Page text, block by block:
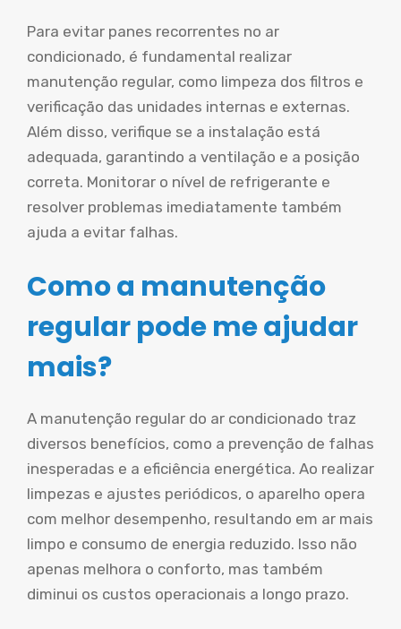
Para evitar panes recorrentes no ar
condicionado, é fundamental realizar
manutenção regular, como limpeza dos filtros e
verificação das unidades internas e externas.
Além disso, verifique se a instalação está
adequada, garantindo a ventilação e a posição
correta. Monitorar o nível de refrigerante e
resolver problemas imediatamente também
ajuda a evitar falhas.
Como a manutenção
regular pode me ajudar
mais?
A manutenção regular do ar condicionado traz
diversos benefícios, como a prevenção de falhas
inesperadas e a eficiência energética. Ao realizar
limpezas e ajustes periódicos, o aparelho opera
com melhor desempenho, resultando em ar mais
limpo e consumo de energia reduzido. Isso não
apenas melhora o conforto, mas também
diminui os custos operacionais a longo prazo.